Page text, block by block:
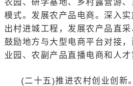
农园、研学基地、乡村露营游
模式。发展农产品电商。深入实
出村进城工程，发展农产品直采
鼓励地方与大型电商平台对接
业园、农副产品直播电商和人才
(二十五)推进农村创业创新